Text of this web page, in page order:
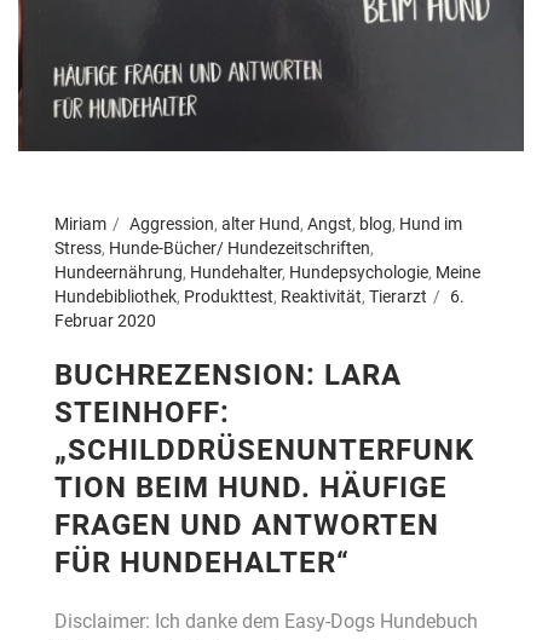
Miriam Aggression, alter Hund, Angst, blog, Hund im
Stress, Hunde-Bücher/ Hundezeitschriften,
Hundeernährung, Hundehalter, Hundepsychologie, Meine
Hundebibliothek, Produkttest, Reaktivität, Tierarzt
6.
Februar 2020
BUCHREZENSION: LARA
STEINHOFF:
„SCHILDDRÜSENUNTERFUNK
TION BEIM HUND. HÄUFIGE
FRAGEN UND ANTWORTEN
FÜR HUNDEHALTER“
Disclaimer: Ich danke dem Easy-Dogs Hundebuch